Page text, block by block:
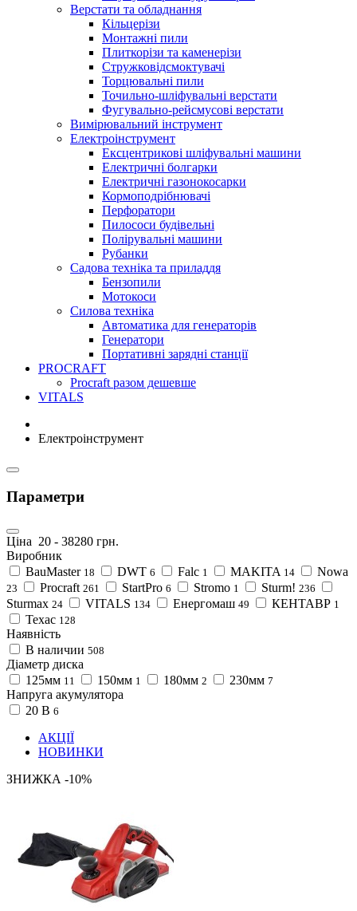
Верстати та обладнання
Кільцерізи
Монтажні пили
Плиткорізи та каменерізи
Стружковідсмоктувачі
Торцювальні пили
Точильно-шліфувальні верстати
Фугувально-рейсмусові верстати
Вимірювальний інструмент
Електроінструмент
Ексцентрикові шліфувальні машини
Електричні болгарки
Електричні газонокосарки
Кормоподрібнювачі
Перфоратори
Пилососи будівельні
Полірувальні машини
Рубанки
Садова техніка та приладдя
Бензопили
Мотокоси
Силова техніка
Автоматика для генераторів
Генератори
Портативні зарядні станції
PROCRAFT
Procraft разом дешевше
VITALS
Електроінструмент
Параметри
Ціна 20 - 38280 грн.
Виробник
BauMaster 18 DWT 6 Falc 1 MAKITA 14 Nowa
23 Procraft 261 StartPro 6 Stromo 1 Sturm! 236
Sturmax 24 VITALS 134 Енергомаш 49 КЕНТАВР 1
Техас 128
Наявність
В наличии 508
Діаметр диска
125мм 11 150мм 1 180мм 2 230мм 7
Напруга акумулятора
20 В 6
АКЦІЇ
НОВИНКИ
ЗНИЖКА -10%